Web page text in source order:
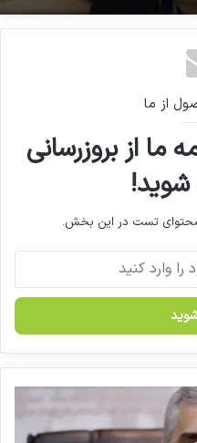
دارو باشد
از ما
ما از بروزرسانی
تست در این بخش.